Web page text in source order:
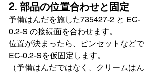
2. 部品の位置合わせと固定
予備はんだを施した735427-2 と EC-
0.2-S の接続面を合わせます。
位置が決まったら、ピンセットなどで
EC-0.2-Sを仮固定します。
（予備はんだではなく、クリームはん